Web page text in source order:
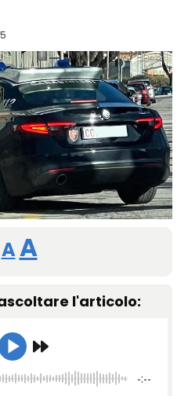
Reducir
A Restablecer
de
fuente
AAumentar
tamaño
fuente.
l'articolo:
-:--